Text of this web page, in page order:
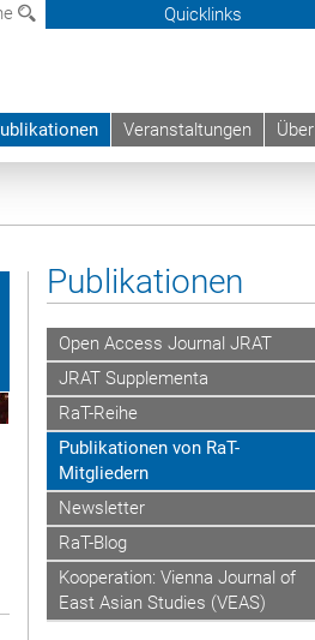
Quicklinks
Veranstaltungen
Publikationen
Open Access Journal JRAT
JRAT Supplementa
RaT-Reihe
Publikationen von RaT-
Mitgliedern
Newsletter
RaT-Blog
Kooperation: Vienna Journal of
East Asian Studies (VEAS)